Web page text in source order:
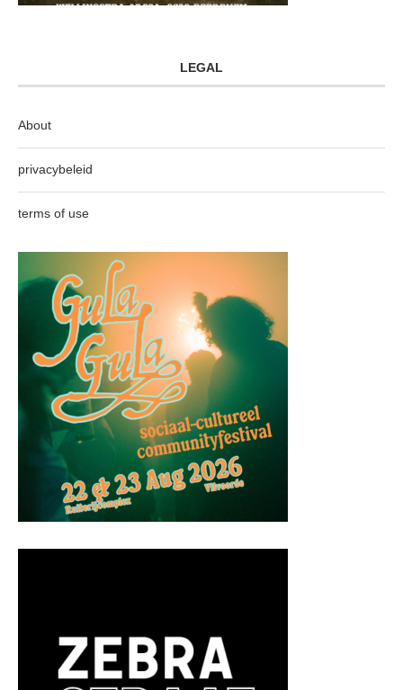
LEGAL
About
privacybeleid
terms of use